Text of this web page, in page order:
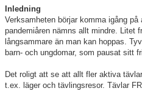
1970-TALET
1960-TALET
1950-TALET
1940-TALET
Inledning
Verksamheten börjar komma igång
pandemiåren nämns allt mindre. Litet
långsammare än man kan hoppas.
barn- och ungdomar, som pausat sitt
Det roligt att se att allt fler aktiva
t.ex. läger och tävlingsresor. Tävlar